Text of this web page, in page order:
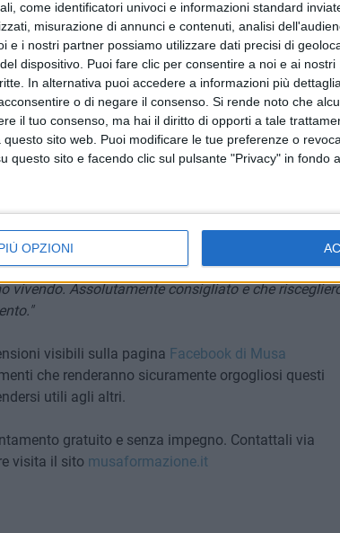
come identificatori univoci e informazioni standard
misurazione di annunci e contenuti, analisi
e i nostri partner possiamo utilizzare dati precisi di
dispositivo. Puoi fare clic per consentire a noi e ai
In alternativa puoi accedere a informazioni più
o di negare il consenso. Si rende noto che
il tuo consenso, ma hai il diritto di opporti a tale
sito web. Puoi modificare le tue preferenze o
questo sito e facendo clic sul pulsante "Privacy" in fondo
OPZIONI
relazionale e professionalità di Rachele, mia
di qualità. E anche nei mesi precedenti è stata
anche oltre le sue competenze (scrivo a lei
Trovo che sia una presenza meritevole e
fortunata. Grazie Musa e Grazie Rachele!"
ho dovuto occuparmi personalmente della
intuitiva ideale per coniugare lo studio con
seguita da questo ente composto da
e consigliata in questo percorso iniziato in un
vivendo. Assolutamente consigliato e che
visibili sulla pagina Facebook di Musa
che renderanno sicuramente orgogliosi questi
utili agli altri.
gratuito e senza impegno. Contattali via
visita il sito musaformazione.it